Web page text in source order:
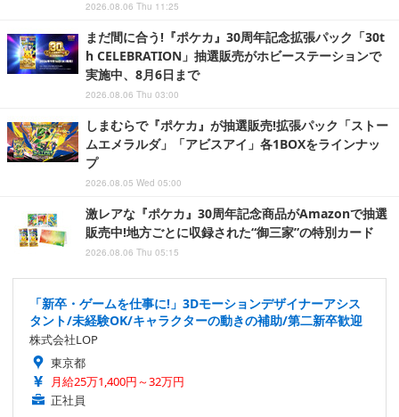
2026.08.06 Thu 11:25
まだ間に合う!『ポケカ』30周年記念拡張パック「30t
h CELEBRATION」抽選販売がホビーステーションで
実施中、8月6日まで
2026.08.06 Thu 03:00
しまむらで『ポケカ』が抽選販売!拡張パック「ストー
ムエメラルダ」「アビスアイ」各1BOXをラインナッ
プ
2026.08.05 Wed 05:00
激レアな『ポケカ』30周年記念商品がAmazonで抽選
販売中!地方ごとに収録された“御三家”の特別カード
2026.08.06 Thu 05:15
「新卒・ゲームを仕事に!」3Dモーションデザイナーアシス
タント/未経験OK/キャラクターの動きの補助/第二新卒歓迎
株式会社LOP
東京都
月給25万1,400円～32万円
正社員